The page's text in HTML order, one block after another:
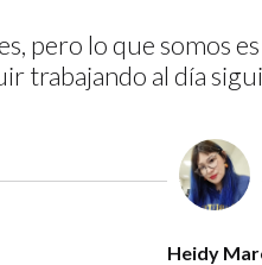
pero lo que somos
trabajando al día
Heidy